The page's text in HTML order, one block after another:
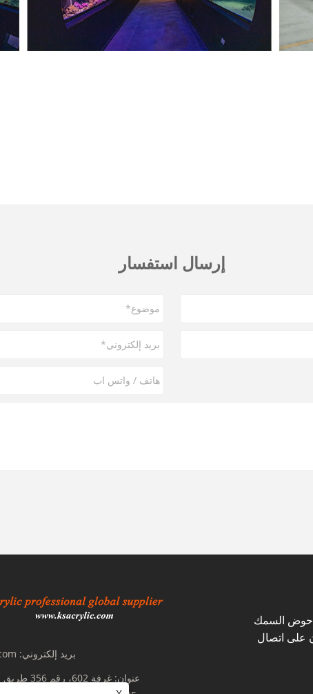
إرسال استفسار
بريد إلكتروني:
عنوان:
غرفة
حوض السمك
على اتصال